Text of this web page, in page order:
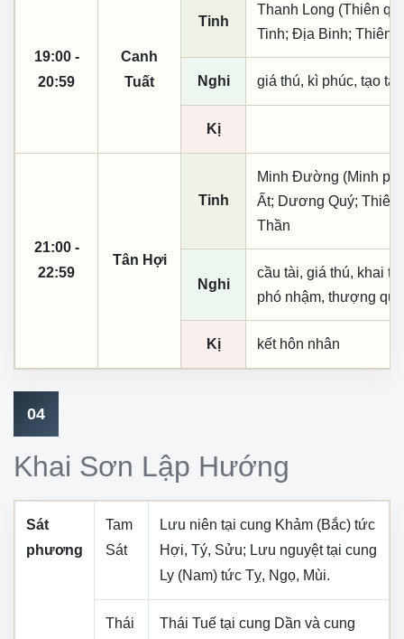
19:00 -
20:59
Canh
Tuất
Tinh
Thanh Long (Thiên
Tinh; Địa Binh; Thiên
Nghi giá thú, kì phúc, tạo
Kị
21:00 -
22:59
Tân Hợi
Tinh
Minh Đường (Minh
Ất; Dương Quý; Thiên
Thần
Nghi
cầu tài, giá thú, khai
phó nhậm, thượng
Kị kết hôn nhân
04
Khai Sơn Lập Hướng
Sát
phương
Tam
Sát
Lưu niên tại cung Khảm (Bắc) tức
Hợi, Tý, Sửu; Lưu nguyệt tại cung
Ly (Nam) tức Tỵ, Ngọ, Mùi.
Thái
Thái Tuế tại cung Dần và cung